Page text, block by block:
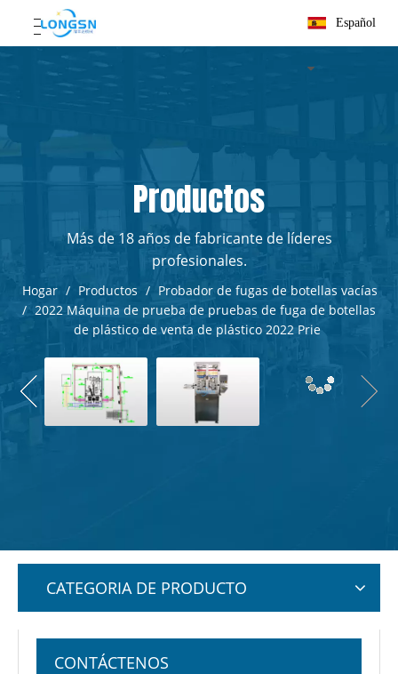
Español
Productos
Más de 18 años de fabricante de líderes
profesionales.
Hogar / Productos / Probador de fugas de botellas vacías
/ 2022 Máquina de prueba de pruebas de fuga de botellas
de plástico de venta de plástico 2022 Prie
CATEGORIA DE PRODUCTO
CONTÁCTENOS